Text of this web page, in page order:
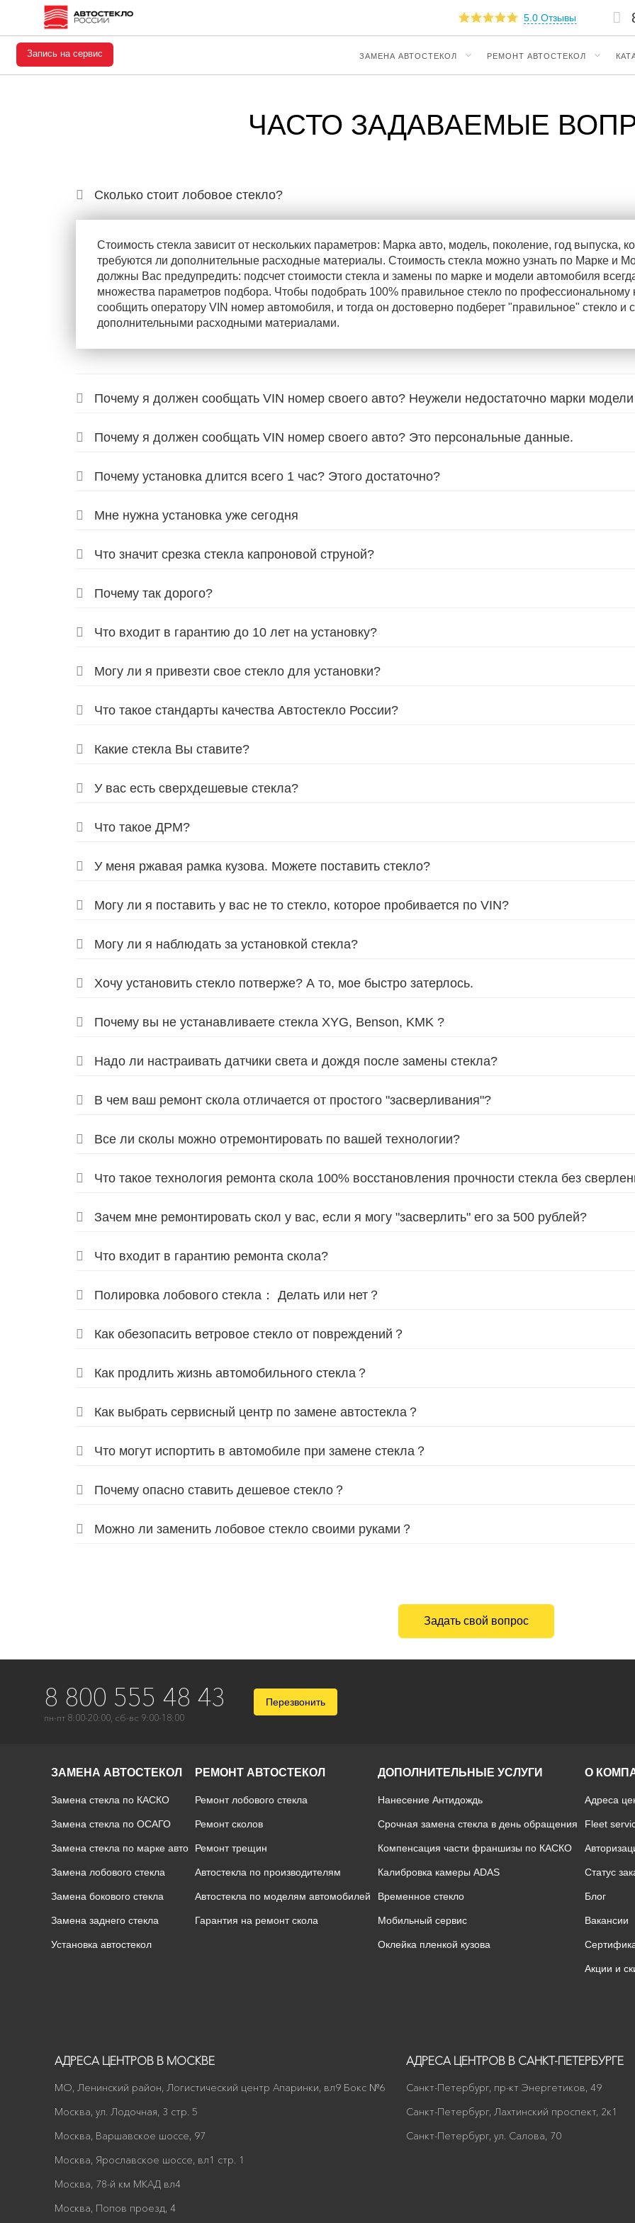
5.0 Отзывы
Запись на сервис ЗАМЕНА АВТОСТЕКОЛ РЕМОНТ АВТОСТЕКОЛ
ЧАСТО ЗАДАВАЕМЫЕ
Сколько стоит лобовое стекло?
Стоимость стекла зависит от нескольких параметров: Марка авто, модель, поколение, год выпуска,
требуются ли дополнительные расходные материалы. Стоимость стекла можно узнать по Марке и
должны Вас предупредить: подсчет стоимости стекла и замены по марке и модели автомобиля
множества параметров подбора. Чтобы подобрать 100% правильное стекло по
сообщить оператору VIN номер автомобиля, и тогда он достоверно подберет "правильное" стекло и
дополнительными расходными материалами.
Почему я должен сообщать VIN номер своего авто? Неужели недостаточно марки
Почему я должен сообщать VIN номер своего авто? Это персональные данные.
Почему установка длится всего 1 час? Этого достаточно?
Мне нужна установка уже сегодня
Что значит срезка стекла капроновой струной?
Почему так дорого?
Что входит в гарантию до 10 лет на установку?
Могу ли я привезти свое стекло для установки?
Что такое стандарты качества Автостекло России?
Какие стекла Вы ставите?
У вас есть сверхдешевые стекла?
Что такое ДРМ?
У меня ржавая рамка кузова. Можете поставить стекло?
Могу ли я поставить у вас не то стекло, которое пробивается по VIN?
Могу ли я наблюдать за установкой стекла?
Хочу установить стекло потверже? А то, мое быстро затерлось.
Почему вы не устанавливаете стекла XYG, Benson, KMK ?
Надо ли настраивать датчики света и дождя после замены стекла?
В чем ваш ремонт скола отличается от простого "засверливания"?
Все ли сколы можно отремонтировать по вашей технологии?
Что такое технология ремонта скола 100% восстановления прочности стекла без
Зачем мне ремонтировать скол у вас, если я могу "засверлить" его за 500 рублей?
Что входит в гарантию ремонта скола?
Полировка лобового стекла： Делать или нет？
Как обезопасить ветровое стекло от повреждений？
Как продлить жизнь автомобильного стекла？
Как выбрать сервисный центр по замене автостекла？
Что могут испортить в автомобиле при замене стекла？
Почему опасно ставить дешевое стекло？
Можно ли заменить лобовое стекло своими руками？
Задать свой вопрос
8 800 555 48 43
пн-пт 8:00-20:00, сб-вс 9:00-18:00
Перезвонить
ЗАМЕНА АВТОСТЕКОЛ
Замена стекла по КАСКО
Замена стекла по ОСАГО
Замена стекла по марке авто
Замена лобового стекла
Замена бокового стекла
Замена заднего стекла
Установка автостекол
РЕМОНТ АВТОСТЕКОЛ
Ремонт лобового стекла
Ремонт сколов
Ремонт трещин
Автостекла по производителям
Автостекла по моделям автомобилей
Гарантия на ремонт скола
ДОПОЛНИТЕЛЬНЫЕ УСЛУГИ
Нанесение Антидождь
Срочная замена стекла в день обращения
Компенсация части франшизы по КАСКО
Калибровка камеры ADAS
Временное стекло
Мобильный сервис
Оклейка пленкой кузова
О
Адреса
Fleet
Статус
Блог
Вакансии
Акции и
АДРЕСА ЦЕНТРОВ В МОСКВЕ
МО, Ленинский район, Логистический центр Апаринки, вл9 Бокс №6
Москва, ул. Лодочная, 3 стр. 5
Москва, Варшавское шоссе, 97
Москва, Ярославское шоссе, вл1 стр. 1
Москва, 78-й км МКАД вл4
Москва, Попов проезд, 4
АДРЕСА ЦЕНТРОВ В САНКТ-ПЕТЕРБУРГЕ
Санкт-Петербург, пр-кт Энергетиков, 49
Санкт-Петербург, Лахтинский проспект, 2к1
Санкт-Петербург, ул. Салова, 70